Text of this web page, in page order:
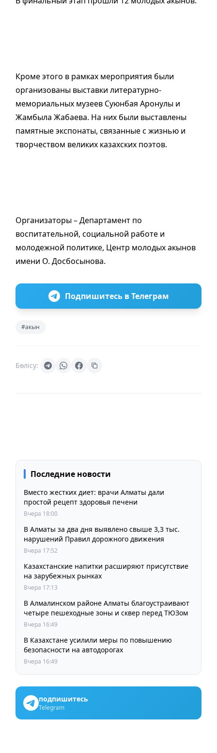
Кроме этого в рамках мероприятия были
организованы выставки литературно-
мемориальных музеев Суюнбая Аронулы и
Жамбыла Жабаева. На них были выставлены
памятные экспонаты, связанные с жизнью и
творчеством великих казахских поэтов.
Организаторы – Департамент по
воспитательной, социальной работе и
молодежной политике, Центр молодых акынов
имени О. Досбосынова.
Подпишитесь в Телеграм
#акын
Бөлісу:
Последние новости
Вместо жестких диет: врачи Алматы дали
Вчера 18:00
В Алматы за два дня выявлено свыше 3,3 тыс.
нарушений Правил дорожного движения
Вчера 17:52
Казахстанские напитки расширяют присутствие
на зарубежных рынках
Вчера 17:13
В Алмалинском районе Алматы благоустраивают
четыре пешеходные зоны и сквер перед ТЮЗом
Вчера 16:49
В Казахстане усилили меры по повышению
безопасности на автодорогах
Вчера 16:49
подпишитесь
Telegram